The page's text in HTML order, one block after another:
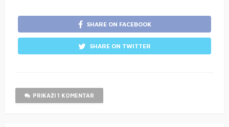
SHARE ON FACEBOOK
SHARE ON TWITTER
PRIKAŽI 1 KOMENTAR